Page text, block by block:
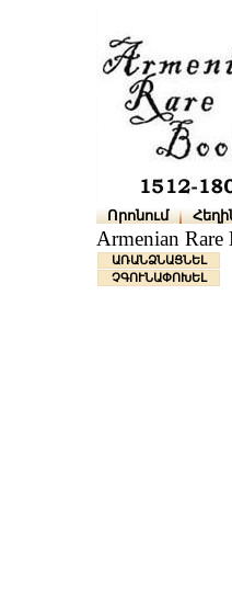
Որոնում
Armenian Rare
ԱՌԱՆՁՆԱՑՆԵԼ
ՉԳՈՒՆԱՓՈԽԵԼ